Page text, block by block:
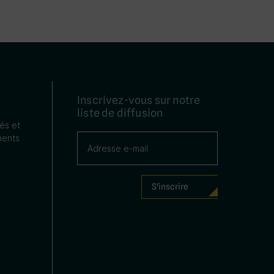
et
Inscrivez-vous sur notre
liste de diffusion